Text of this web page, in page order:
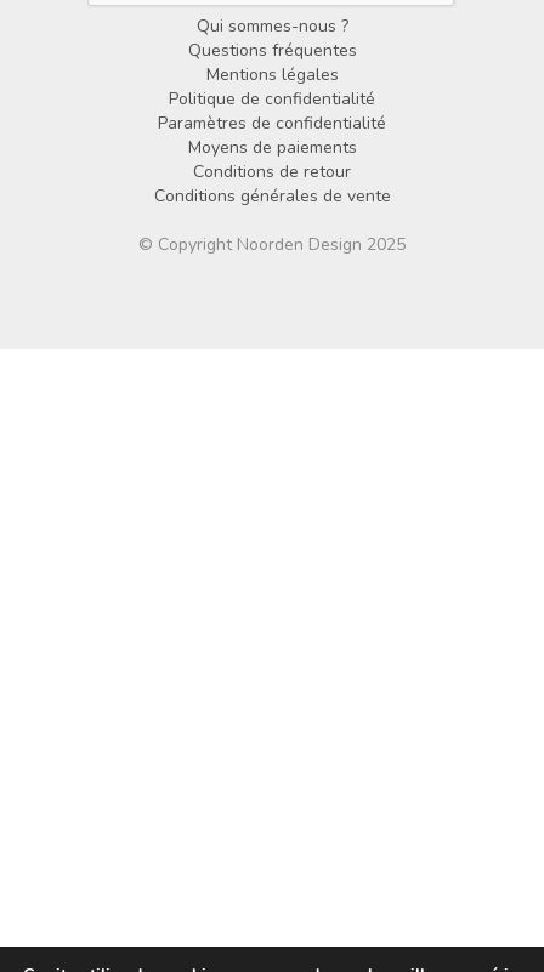
Qui sommes-nous ?
Questions fréquentes
Mentions légales
Politique de confidentialité
Paramètres de confidentialité
Moyens de paiements
Conditions de retour
Conditions générales de vente
© Copyright Noorden Design 2025